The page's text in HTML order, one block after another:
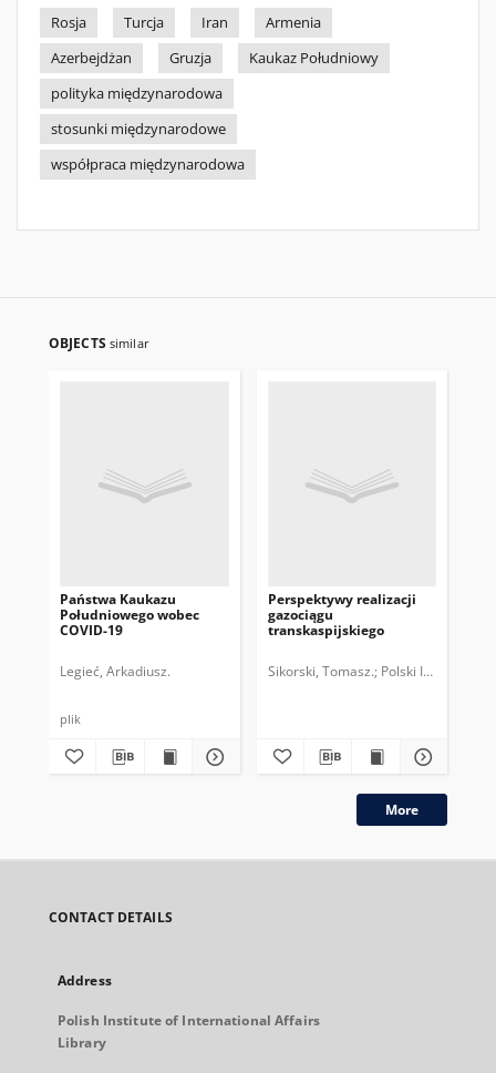
Rosja
Turcja Iran
Armenia
Azerbejdżan
Gruzja
Kaukaz Południowy
polityka międzynarodowa
stosunki międzynarodowe
współpraca międzynarodowa
OBJECTS similar
Państwa Kaukazu
Południowego wobec
COVID-19
Legieć, Arkadiusz.
plik
Perspektywy realizacji
gazociągu
transkaspijskiego
Sikorski, Tomasz. Polski Instytut
More
CONTACT DETAILS
Address
Polish Institute of International Affairs
Library